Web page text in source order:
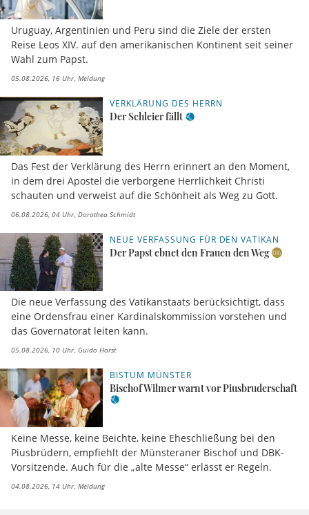
Uruguay, Argentinien und Peru sind die Ziele der ersten
Reise Leos XIV. auf den amerikanischen Kontinent seit seiner
Wahl zum Papst.
05.08.2026, 16 Uhr Meldung
VERKLÄRUNG DES HERRN
Der Schleier fällt
Das Fest der Verklärung des Herrn erinnert an den Moment,
in dem drei Apostel die verborgene Herrlichkeit Christi
schauten und verweist auf die Schönheit als Weg zu Gott.
06.08.2026, 04 Uhr Dorothea Schmidt
NEUE VERFASSUNG FÜR DEN VATIKAN
Der Papst ebnet den Frauen den Weg
Die neue Verfassung des Vatikanstaats berücksichtigt, dass
eine Ordensfrau einer Kardinalskommission vorstehen und
das Governatorat leiten kann.
05.08.2026, 10 Uhr Guido Horst
BISTUM MÜNSTER
Bischof Wilmer warnt vor Piusbruderschaft
Keine Messe, keine Beichte, keine Eheschließung bei den
Piusbrüdern, empfiehlt der Münsteraner Bischof und DBK-
Vorsitzende. Auch für die „alte Messe“ erlässt er Regeln.
04.08.2026, 14 Uhr Meldung